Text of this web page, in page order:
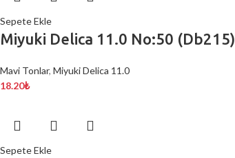
Sepete Ekle
Miyuki Delica 11.0 No:50 (Db215)
Mavi Tonlar, Miyuki Delica 11.0
18.20₺
Sepete Ekle